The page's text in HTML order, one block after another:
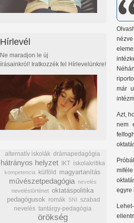
már
Azt,
nem
egyre
Hírlevél
Ne maradjon le új
írásainkról! Iratkozzék fel Hírlevelünkre!
alternatív iskolák drámapedagógia
hátrányos helyzet IKT iskolakritika
kompetencia külföld magyartanítás
művészetpedagógia
nevelés
neveléstörténet oktatáspolitika
pedagógusok romák SNI szabad
nevelés tantárgy-pedagógia
örökség